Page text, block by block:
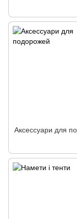
Аксессуари для